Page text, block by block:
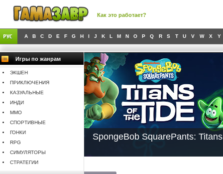
Как это работает?
A B C D E F G H I J K L M N O P Q R S T U V W X Y
Игры по жанрам
ЭКШЕН
ПРИКЛЮЧЕНИЯ
КАЗУАЛЬНЫЕ
ИНДИ
MMO
СПОРТИВНЫЕ
ГОНКИ
RPG
СИМУЛЯТОРЫ
СТРАТЕГИИ
SpongeBob SquarePants: